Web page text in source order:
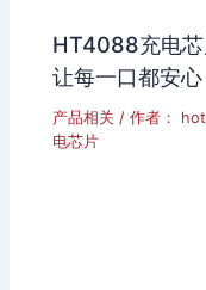
HT4088充电芯
让每一口都安心
产品相关 / 作者：
电芯片